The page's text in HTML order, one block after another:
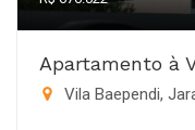
Apartamento à
Vila Baependi,